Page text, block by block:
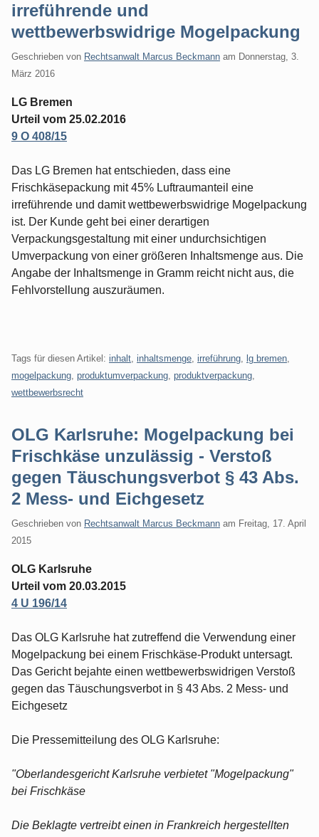
irreführende und
wettbewerbswidrige Mogelpackung
Geschrieben von Rechtsanwalt Marcus Beckmann am Donnerstag, 3.
März 2016
LG Bremen
Urteil vom 25.02.2016
9 O 408/15
Das LG Bremen hat entschieden, dass eine
Frischkäsepackung mit 45% Luftraumanteil eine
irreführende und damit wettbewerbswidrige Mogelpackung
ist. Der Kunde geht bei einer derartigen
Verpackungsgestaltung mit einer undurchsichtigen
Umverpackung von einer größeren Inhaltsmenge aus. Die
Angabe der Inhaltsmenge in Gramm reicht nicht aus, die
Fehlvorstellung auszuräumen.
Tags für diesen Artikel: inhalt inhaltsmenge irreführung lg bremen
mogelpackung produktumverpackung produktverpackung
wettbewerbsrecht
OLG Karlsruhe: Mogelpackung bei
Frischkäse unzulässig - Verstoß
gegen Täuschungsverbot § 43 Abs.
2 Mess- und Eichgesetz
Geschrieben von Rechtsanwalt Marcus Beckmann am Freitag, 17. April
2015
OLG Karlsruhe
Urteil vom 20.03.2015
4 U 196/14
Das OLG Karlsruhe hat zutreffend die Verwendung einer
Mogelpackung bei einem Frischkäse-Produkt untersagt.
Das Gericht bejahte einen wettbewerbswidrigen Verstoß
gegen das Täuschungsverbot in § 43 Abs. 2 Mess- und
Eichgesetz
Die Pressemitteilung des OLG Karlsruhe:
"Oberlandesgericht Karlsruhe verbietet "Mogelpackung"
bei Frischkäse
Die Beklagte vertreibt einen in Frankreich hergestellten